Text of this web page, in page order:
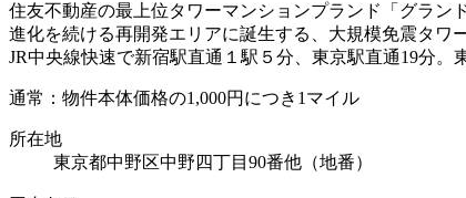
住友不動産の最上位タワーマンションプランド「グラン
進化を続ける再開発エリアに誕生する、大規模免震タワ
JR中央線快速で新宿駅直通１駅５分、東京駅直通19分。
通常：物件本体価格の1,000円につき1マイル
所在地
東京都中野区中野四丁目90番他（地番）